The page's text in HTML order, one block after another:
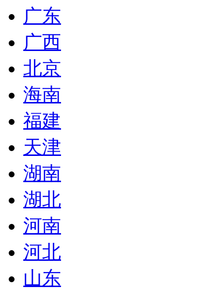
广东
广西
北京
海南
福建
天津
湖南
湖北
河南
河北
山东